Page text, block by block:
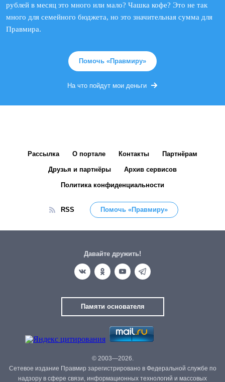
рублей в месяц это много или мало? Чашка кофе? Это не так
много для семейного бюджета, но это значительная сумма для
Правмира.
Помочь «Правмиру»
На что пойдут мои деньги
Рассылка О портале Контакты Партнёрам
Друзья и партнёры Архив сервисов
Политика конфиденциальности
RSS Помочь «Правмиру»
Давайте дружить!
Памяти основателя
© 2003—2026.
Сетевое издание Правмир зарегистрировано в Федеральной службе по
надзору в сфере связи, информационных технологий и массовых